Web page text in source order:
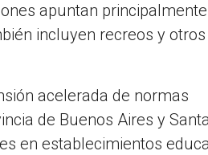
apuntan
incluyen recreos y otros
acelerada de normas
de Buenos Aires y
en establecimientos